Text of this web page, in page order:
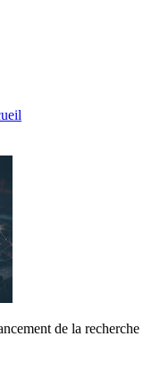
de la recherche